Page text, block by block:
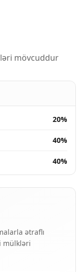
mövcuddur
20%
40%
40%
ətraflı
mülkləri